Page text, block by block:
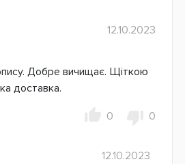
12.10.2023
Добре вичищає. Щіткою
доставка.
0 0
12.10.2023